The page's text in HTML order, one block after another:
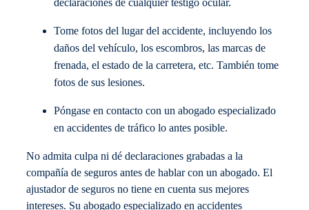
declaraciones de cualquier testigo ocular.
Tome fotos del lugar del accidente, incluyendo los
daños del vehículo, los escombros, las marcas de
frenada, el estado de la carretera, etc. También tome
fotos de sus lesiones.
Póngase en contacto con un abogado especializado
en accidentes de tráfico lo antes posible.
No admita culpa ni dé declaraciones grabadas a la
compañía de seguros antes de hablar con un abogado. El
ajustador de seguros no tiene en cuenta sus mejores
intereses. Su abogado especializado en accidentes